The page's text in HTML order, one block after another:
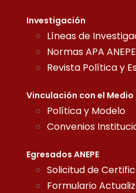
Investigación
Líneas de
Normas APA ANEPE
Revista Política y
Vinculación con el Medio
Política y Modelo
Convenios
Egresados ANEPE
Solicitud de
Formulario